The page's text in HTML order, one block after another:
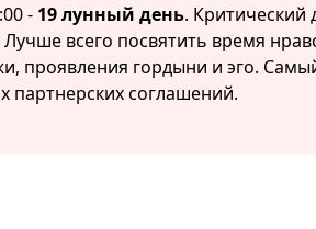
- 19 лунный день. Критический
всего посвятить время
проявления гордыни и эго.
партнерских соглашений.